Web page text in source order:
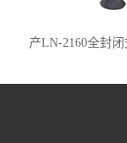
产LN-2160全封